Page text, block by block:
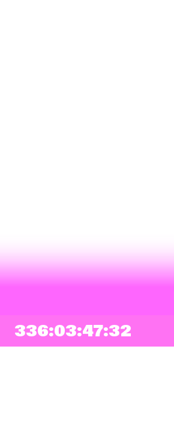
336:03:47:31